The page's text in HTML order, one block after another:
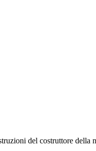
del costruttore